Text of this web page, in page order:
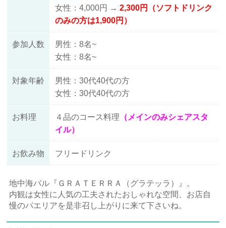
女性：4,000円 →2,300円（ソフトドリンク
のみの方は1,900円）
参加人数
男性：8名~
女性：8名~
対象年齢
男性：30代40代の方
女性：30代40代の方
お料理 ４品のコース料理 （メインのみシェアスタ
イル）
お飲み物 フリードリンク
地中海バル『ＧＲＡＴＥＲＲＡ（グラテッラ）』。
内観は女性に人気の工夫されたおしゃれな空間、お店自
慢のパエリアを是非召し上がりに来て下さいね。